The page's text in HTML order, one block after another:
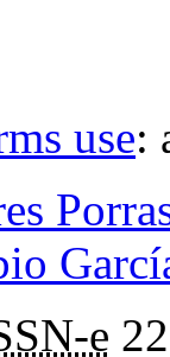
use:
e